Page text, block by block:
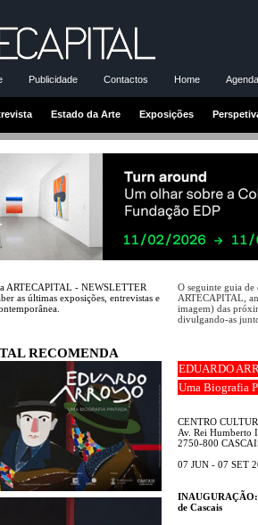
Publicidade Contactos Home
Estado da Arte Exposições
ARTECAPITAL - NEWSLETTER
as últimas exposições, entrevistas e
RECOMENDA
O seguinte guia de
ARTECAPITAL,
imagem) das
divulgando-as
EDUARDO
Uma Biografia
CENTRO
Av. Rei Humberto
2750-800
07 JUN - 07 SET
INAUGURAÇÃO:
de Cascais